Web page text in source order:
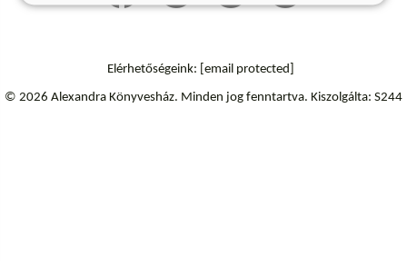
Elérhetőségeink: [email protected]
© 2026 Alexandra Könyvesház. Minden jog fenntartva. Kiszolgálta: S244